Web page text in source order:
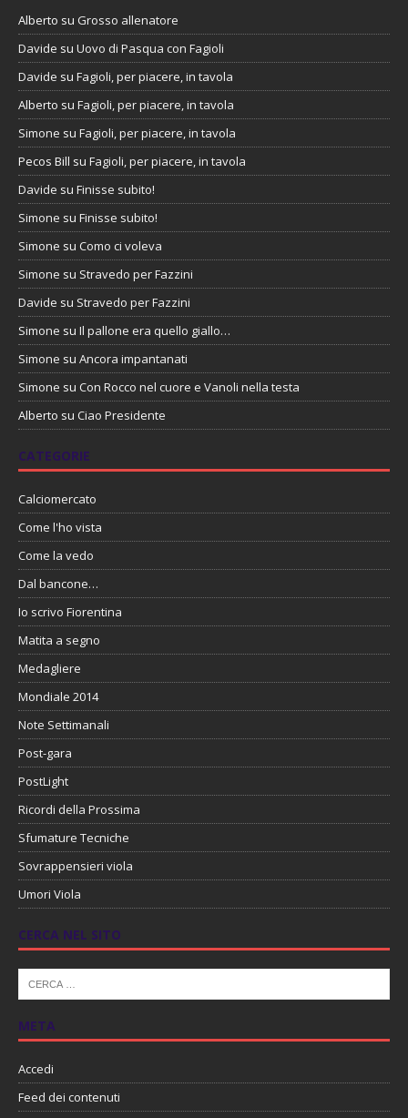
Alberto su Grosso allenatore
Davide su Uovo di Pasqua con Fagioli
Davide su Fagioli, per piacere, in tavola
Alberto su Fagioli, per piacere, in tavola
Simone su Fagioli, per piacere, in tavola
Pecos Bill su Fagioli, per piacere, in tavola
Davide su Finisse subito!
Simone su Finisse subito!
Simone su Como ci voleva
Simone su Stravedo per Fazzini
Davide su Stravedo per Fazzini
Simone su Il pallone era quello giallo…
Simone su Ancora impantanati
Simone su Con Rocco nel cuore e Vanoli nella testa
Alberto su Ciao Presidente
CATEGORIE
Calciomercato
Come l'ho vista
Come la vedo
Dal bancone…
Io scrivo Fiorentina
Matita a segno
Medagliere
Mondiale 2014
Note Settimanali
Post-gara
PostLight
Ricordi della Prossima
Sfumature Tecniche
Sovrappensieri viola
Umori Viola
CERCA NEL SITO
META
Accedi
Feed dei contenuti